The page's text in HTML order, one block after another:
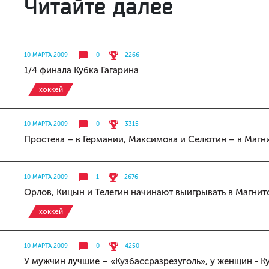
Читайте далее
10 МАРТА 2009 0 2266
1/4 финала Кубка Гагарина
хоккей
10 МАРТА 2009 0 3315
Простева – в Германии, Максимова и Селютин – в
10 МАРТА 2009 1 2676
Орлов, Кицын и Телегин начинают выигрывать в
хоккей
10 МАРТА 2009 0 4250
У мужчин лучшие – «Кузбассразрезуголь», у женщин -